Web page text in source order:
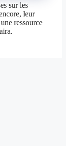
sur les
leur
ressource